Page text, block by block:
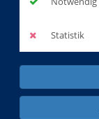
Statistik